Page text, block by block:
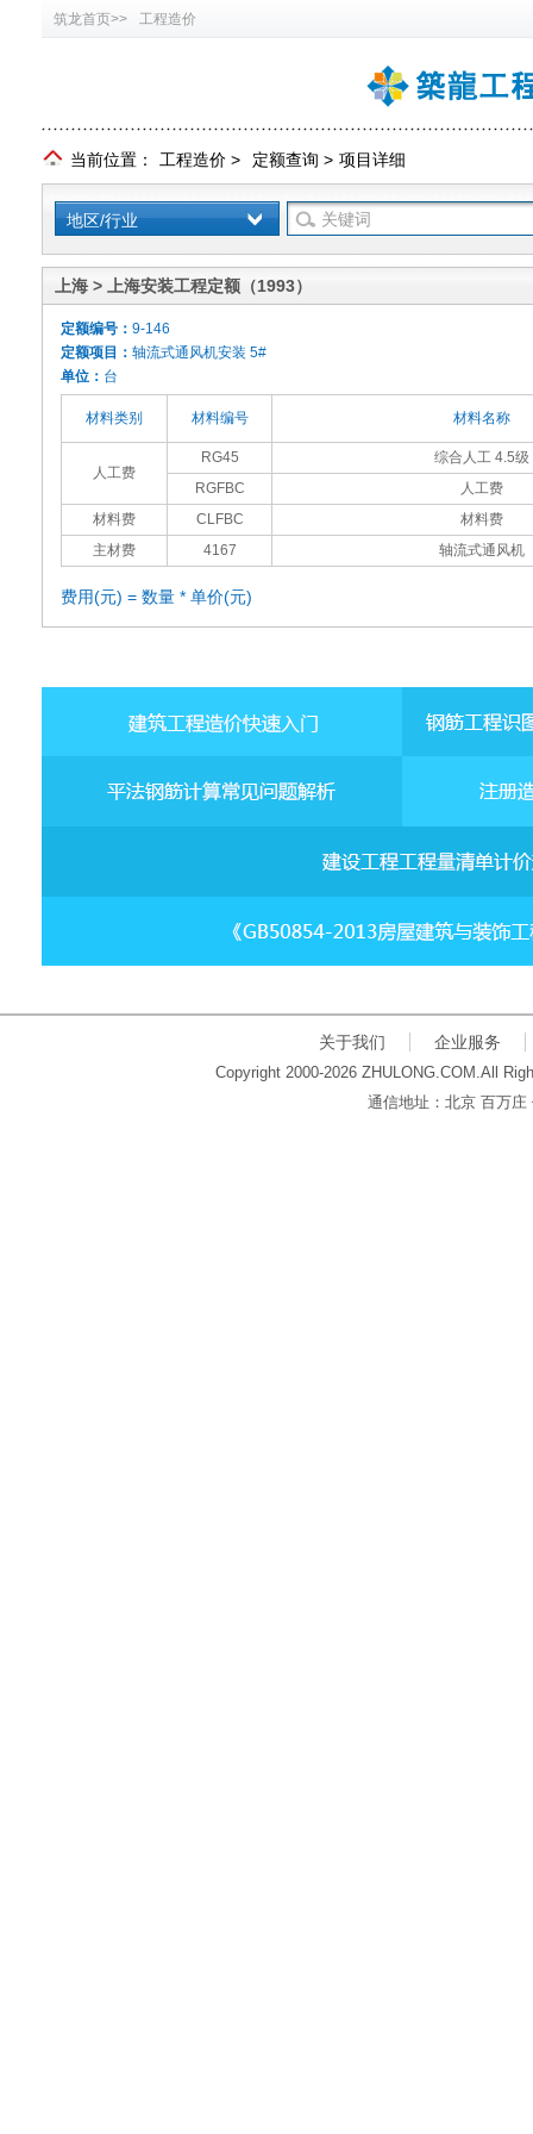
筑龙首页>> 工程造价
当前位置： 工程造价 > 定额查询 > 项目详细
地区/行业
上海 > 上海安装工程定额（1993）
定额编号： 9-146
定额项目： 轴流式通风机安装 5#
单位： 台
材料类别 材料编号 材料名称
人工费
RG45
综合人工 4.5级
RGFBC
人工费
材料费
CLFBC
材料费
主材费
4167 轴流式通风机
费用(元) = 数量 * 单价(元)
关于我们 企业服务
Copyright 2000-2026 ZHULONG.COM.All
通信地址：北京 百万